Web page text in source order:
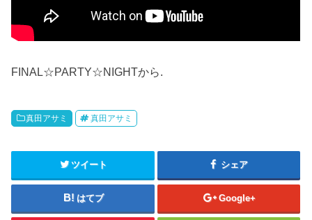
FINAL☆PARTY☆NIGHTから.
真田アサミ 真田アサミ
ツイート シェア
はてブ Google+